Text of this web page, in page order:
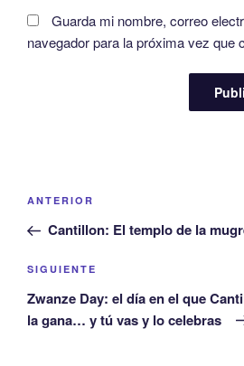
Guarda mi nombre, correo
navegador para la próxima vez que
ANTERIOR
Cantillon: El templo de la
SIGUIENTE
Zwanze Day: el día en el que
la gana… y tú vas y lo celebras